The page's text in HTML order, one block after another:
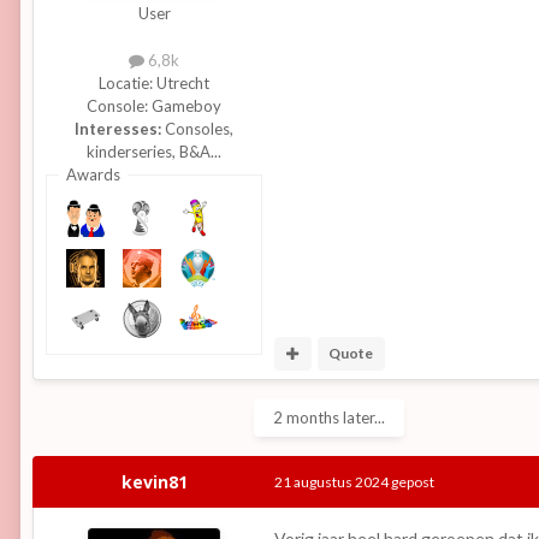
User
6,8k
Locatie:Utrecht
Console: Gameboy
Interesses:Consoles,
kinderseries, B&A...
Awards
Quote
2 months later...
kevin81 21 augustus 2024gepost